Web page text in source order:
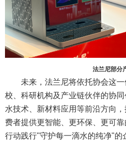
法兰尼部分
未来，法兰尼将依托协会这
校、科研机构及产业链伙伴的协
水技术、新材料应用等前沿方向
费者提供更智能、更环保、更可
行动践行"守护每一滴水的纯净"的